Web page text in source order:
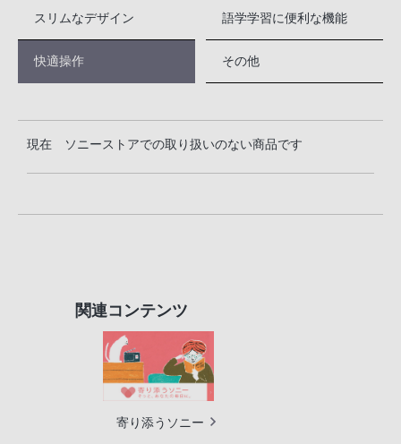
スリムなデザイン 語学学習に便利な機能
快適操作 その他
現在 ソニーストアでの取り扱いのない商品です
関連コンテンツ
寄り添うソニー